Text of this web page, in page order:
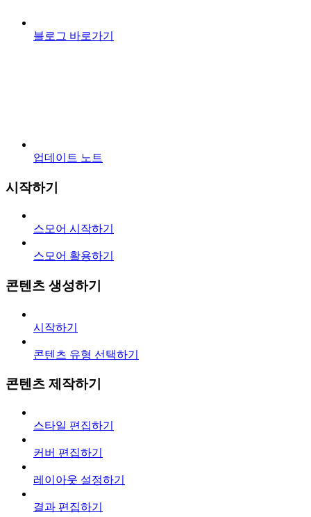
블로그 바로가기
업데이트 노트
시작하기
스모어 시작하기
스모어 활용하기
콘텐츠 생성하기
시작하기
콘텐츠 유형 선택하기
콘텐츠 제작하기
스타일 편집하기
커버 편집하기
레이아웃 설정하기
결과 편집하기